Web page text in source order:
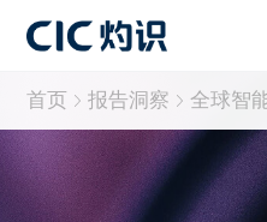
首页 报告洞察